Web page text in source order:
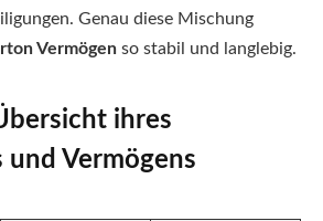
Genau diese Mischung
Vermögen so stabil und langlebig.
ihres
und Vermögens